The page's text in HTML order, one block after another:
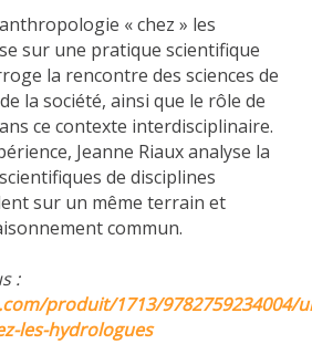
« chez » les
sur une pratique scientifique
la rencontre des sciences de
la société, ainsi que le rôle de
ce contexte interdisciplinaire.
Jeanne Riaux analyse la
de disciplines
sur un même terrain et
commun.
:
produit/1713/9782759234004/
les-hydrologues